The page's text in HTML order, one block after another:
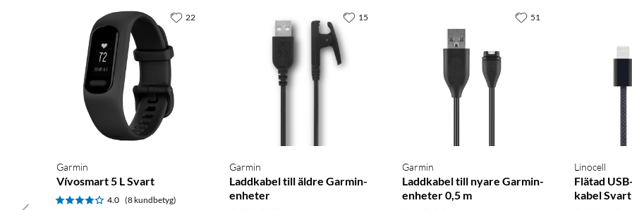
Garmin
Vívosmart 5 L Svart
4.0 (8 kundbetyg)
22
Garmin
Laddkabel till äldre Garmin-
enheter
15
Garmin
Laddkabel till nyare Garmin-
enheter 0,5 m
51
Linocell
Flätad
kabel